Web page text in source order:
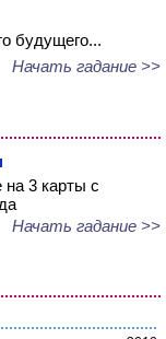
будущего...
Начать гадание >>
на 3 карты с
Начать гадание >>